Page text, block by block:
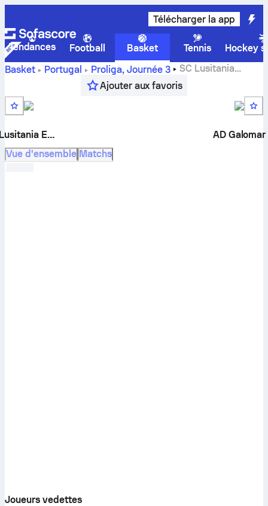
Télécharger la app
Tendances Football Basket Tennis
Hockey
Basket
Portugal Proliga, Journée 3
SC Lusitania
Expert contre AD Galomar résultats en direct,
confrontations, calendrier, pronostics et stats.
Ajouter aux favoris
Lusitania Expert
AD Galomar
Vue d'ensemble Matchs
Joueurs vedettes